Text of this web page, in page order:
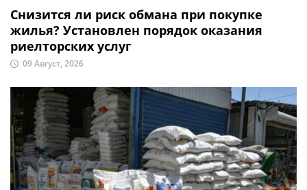
Снизится ли риск обмана при покупке
жилья? Установлен порядок оказания
риелторских услуг
09 Август, 2026